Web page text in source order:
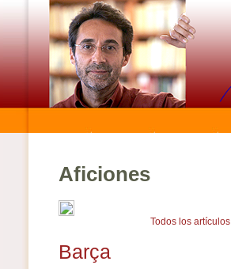
Aficiones
Todos los artículos
Barça